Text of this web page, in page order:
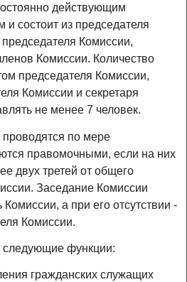
действующим
и состоит из председателя
Комиссии,
Комиссии. Количество
председателя Комиссии,
Комиссии и секретаря
не менее 7 человек.
по мере
правомочными, если на них
двух третей от общего
Заседание Комиссии
а при его отсутствии -
Комиссии.
следующие функции:
гражданских служащих